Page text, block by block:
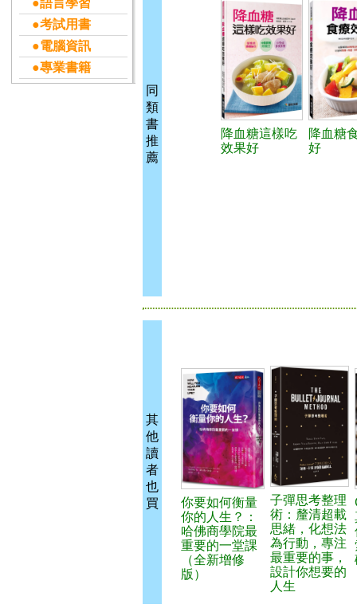
●語言學習
●考試用書
●電腦資訊
●專業書籍
同
類
書
推
薦
降血糖這樣吃
效果好
降血糖
好
其
他
讀
者
也
買
你要如何衡量
你的人生？：
哈佛商學院最
重要的一堂課
（全新增修
版）
子彈思考整理
術：釐清超載
思緒，化想法
為行動，專注
最重要的事，
設計你想要的
人生